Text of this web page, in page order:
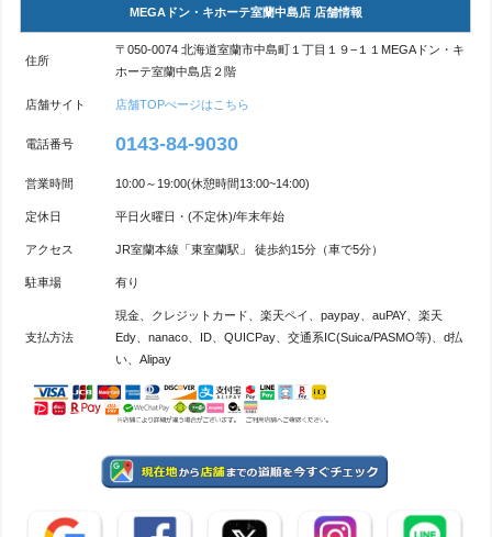
MEGAドン・キホーテ室蘭中島店 店舗情報
住所
〒050-0074 北海道室蘭市中島町１丁目１９−１１MEGAドン・キ
ホーテ室蘭中島店２階
店舗サイト 店舗TOPぺージはこちら
電話番号 0143-84-9030
営業時間 10:00～19:00(休憩時間13:00~14:00)
定休日 平日火曜日・(不定休)/年末年始
アクセス JR室蘭本線「東室蘭駅」 徒歩約15分（車で5分）
駐車場 有り
支払方法
現金、クレジットカード、楽天ペイ、paypay、auPAY、楽天
Edy、nanaco、ID、QUICPay、交通系IC(Suica/PASMO等)、d払
い、Alipay